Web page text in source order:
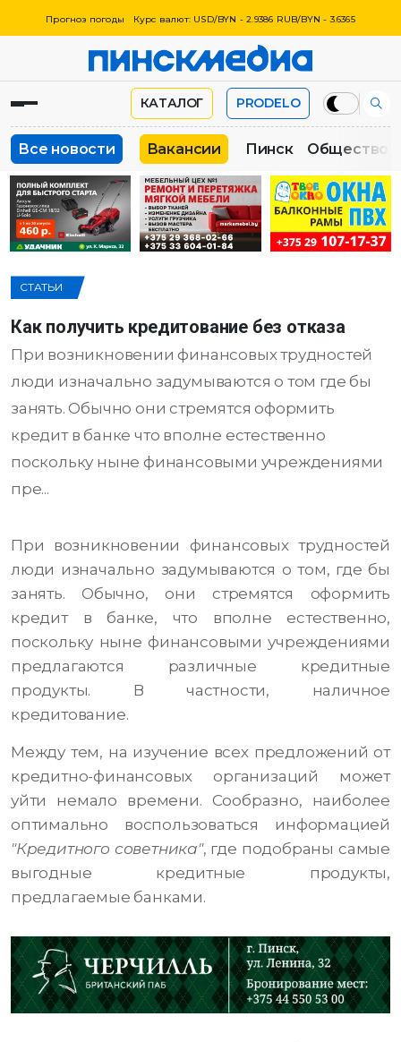
Прогноз погоды Курс валют: USD/BYN - 2.9386 RUB/BYN - 3.6365
КАТАЛОГ PRODELO
Все новости Вакансии Пинск Общество
СТАТЬИ
Как получить кредитование без отказа
При возникновении финансовых трудностей
люди изначально задумываются о том где бы
занять. Обычно они стремятся оформить
кредит в банке что вполне естественно
поскольку ныне финансовыми учреждениями
пре...
При возникновении финансовых трудностей
люди изначально задумываются о том, где бы
занять. Обычно, они стремятся оформить
кредит в банке, что вполне естественно,
поскольку ныне финансовыми учреждениями
предлагаются различные кредитные
продукты. В частности, наличное
кредитование.
Между тем, на изучение всех предложений от
кредитно-финансовых организаций может
уйти немало времени. Сообразно, наиболее
оптимально воспользоваться информацией
"Кредитного советника", где подобраны самые
выгодные кредитные продукты,
предлагаемые банками.